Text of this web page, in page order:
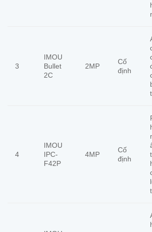
3
IMOU
Bullet
2C
2MP
Cố
định
4
IMOU
IPC-
F42P
4MP
Cố
định